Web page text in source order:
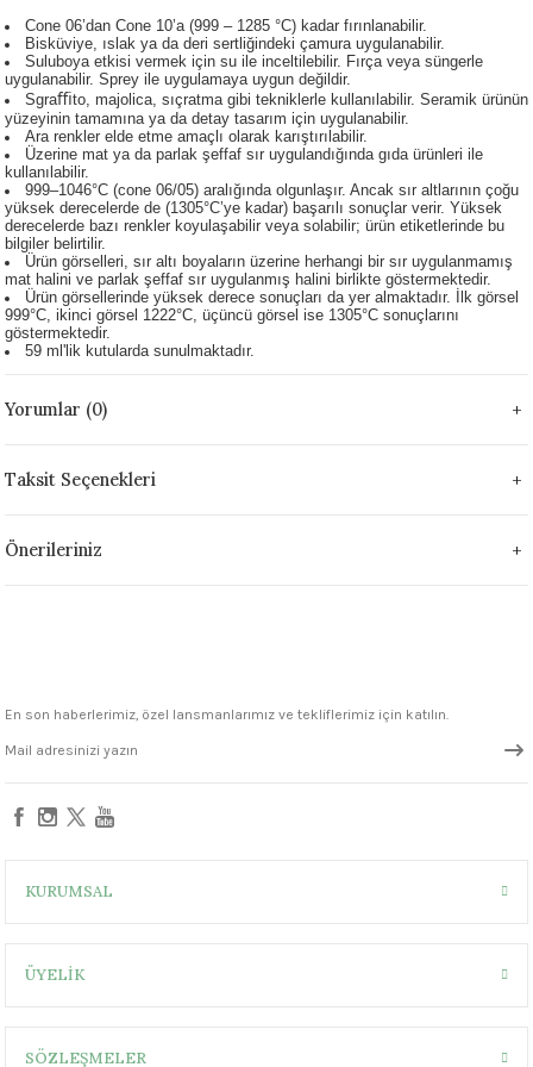
Stoneware Flux
1305 °C
°C
- 1222 °C
- 1046 °C
°C
1046 °C
°C
Cone 06’dan Cone 10’a (999 – 1285 °C) kadar fırınlanabilir.
Bisküviye, ıslak ya da deri sertliğindeki çamura uygulanabilir.
Suluboya etkisi vermek için su ile inceltilebilir. Fırça veya süngerle
uygulanabilir. Sprey ile uygulamaya uygun değildir.
Sgraﬃto, majolica, sıçratma gibi tekniklerle kullanılabilir. Seramik ürünün
yüzeyinin tamamına ya da detay tasarım için uygulanabilir.
Ara renkler elde etme amaçlı olarak karıştırılabilir.
Üzerine mat ya da parlak şeffaf sır uygulandığında gıda ürünleri ile
kullanılabilir.
999–1046°C (cone 06/05) aralığında olgunlaşır. Ancak sır altlarının çoğu
yüksek derecelerde de (1305°C’ye kadar) başarılı sonuçlar verir. Yüksek
derecelerde bazı renkler koyulaşabilir veya solabilir; ürün etiketlerinde bu
bilgiler belirtilir.
Ürün görselleri, sır altı boyaların üzerine herhangi bir sır uygulanmamış
mat halini ve parlak şeffaf sır uygulanmış halini birlikte göstermektedir.
Ürün görsellerinde yüksek derece sonuçları da yer almaktadır. İlk görsel
999°C, ikinci görsel 1222°C, üçüncü görsel ise 1305°C sonuçlarını
göstermektedir.
59 ml'lik kutularda sunulmaktadır.
Yorumlar (0)
Taksit Seçenekleri
Önerileriniz
En son haberlerimiz, özel lansmanlarımız ve tekliflerimiz için katılın.
KURUMSAL
ÜYELİK
SÖZLEŞMELER